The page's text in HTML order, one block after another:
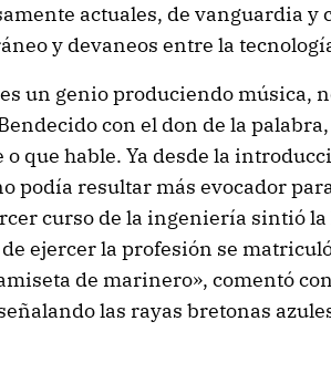
actuales, de vanguardia y
y devaneos entre la
un genio produciendo música,
con el don de la
que hable. Ya desde la
podía resultar más evocador
curso de la ingeniería sintió la
ejercer la profesión se
de marinero», comentó
las rayas bretonas